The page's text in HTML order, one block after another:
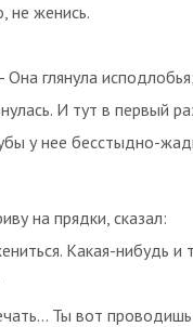
не женись.
Она глянула
И тут в первый
у нее бесстыдно-
на прядки, сказал:
Какая-нибудь и
Ты вот